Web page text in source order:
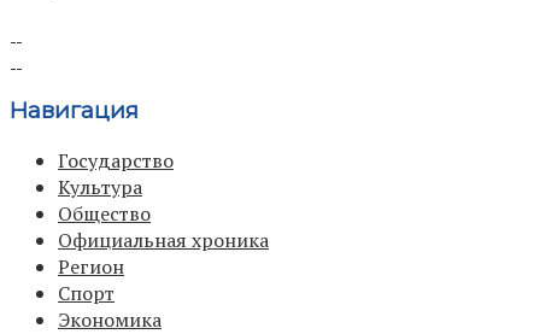
Навигация
Государство
Культура
Общество
Официальная хроника
Регион
Спорт
Экономика